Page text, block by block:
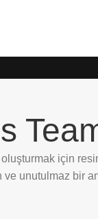
için
unutulmaz bir